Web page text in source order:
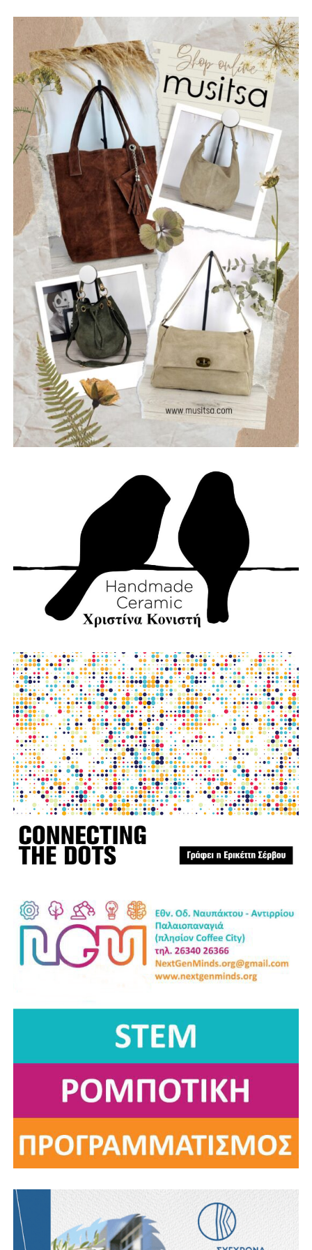
μπάσο, Billy Nikolarakis στην ηλεκτρική κιθάρα
(rhythm + vocals) και Chris Fakiolas στα lead vocals.
ΡΩΓΜΕΣ
Οι “Ρωγμές” είναι ένα νεοσύστατο ελληνικό ροκ
συγκρότημα που ιδρύθηκε τον Ιούλιο του 2025, με έδρα
την Ναύπακτο. Το όνομά τους αντικατοπτρίζει τη
φιλοσοφία τους: να ραγίσουν τις βεβαιότητες, να σπάσουν
τη σιωπή και να αφήσουν το φως να περάσει μέσα από τις
ρωγμές της καθημερινότητας. Με ήχο που ισορροπεί
ανάμεσα στο εναλλακτικό ροκ, τον ελληνικό στίχο και την
ωμή ενέργεια της σκηνής, οι Ρωγμές δημιουργούν
μουσική που μιλά για την κοινωνία, τις εσωτερικές μάχες
και την ανάγκη για αλήθεια.
Μέλη του συγκροτήματος: Ανδρεόπουλος Αντώνης –
Φωνή & Κιθάρα, Σαράντης Δημήτρης – Κιθάρα, Νικολάου
Θωμάς – Μπάσο, Μηλιώνης Γρηγόρης – Τύμπανα.